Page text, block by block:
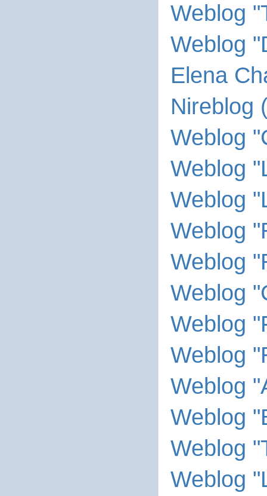
Weblog
Weblog
Elena
Nireblog
Weblog
Weblog
Weblog
Weblog
Weblog
Weblog
Weblog
Weblog
Weblog
Weblog
Weblog
Weblog